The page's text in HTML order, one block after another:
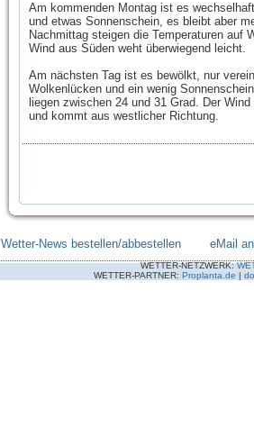
Am kommenden Montag ist es
und etwas Sonnenschein, es bleibt aber
Nachmittag steigen die Temperaturen auf
Wind aus Süden weht überwiegend leicht.
Am nächsten Tag ist es bewölkt, nur
Wolkenlücken und ein wenig
liegen zwischen 24 und 31 Grad. Der
und kommt aus westlicher Richtung.
Wetter-News bestellen/abbestellen eMail
WETTER-NETZWERK:
WETTER-PARTNER: Proplanta.de |